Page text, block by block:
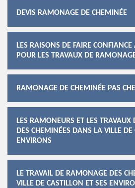
DEVIS RAMONAGE DE CHEMINÉE
LES RAISONS DE FAIRE
POUR LES TRAVAUX DE
RAMONAGE DE CHEMINÉE PAS
LES RAMONEURS ET LES
DES CHEMINÉES DANS LA VILLE DE
ENVIRONS
LE TRAVAIL DE RAMONAGE DES
VILLE DE CASTILLON ET SES